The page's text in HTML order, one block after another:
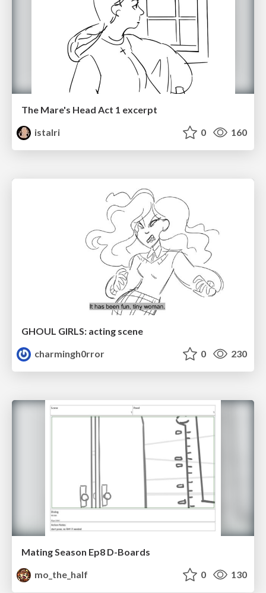
The Mare's Head Act 1 excerpt
istalri
0 160
GHOUL GIRLS: acting scene
charmingh0rror
0 230
Mating Season Ep8 D-Boards
mo_the_half
0 130